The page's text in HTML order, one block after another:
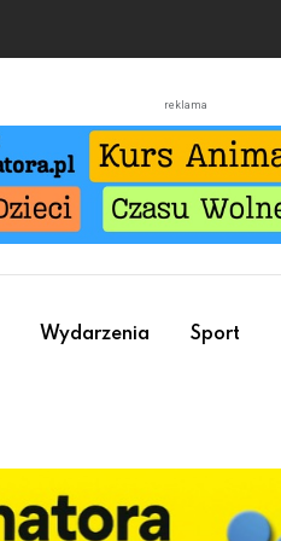
reklama
Wydarzenia Sport